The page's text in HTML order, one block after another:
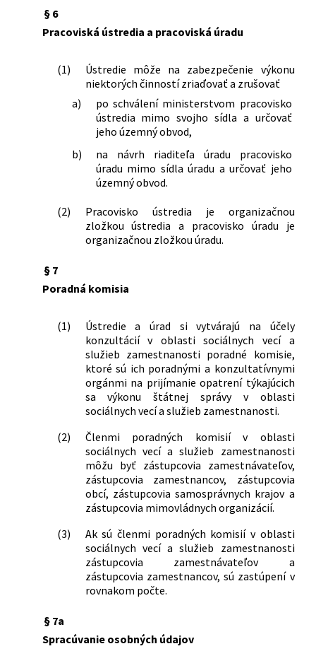
§ 6
Pracoviská ústredia a pracoviská úradu
(1)
Ústredie môže na zabezpečenie výkonu
niektorých činností zriaďovať a zrušovať
a)
po schválení ministerstvom pracovisko
ústredia mimo svojho sídla a určovať
jeho územný obvod,
b)
na návrh riaditeľa úradu pracovisko
úradu mimo sídla úradu a určovať jeho
územný obvod.
(2)
Pracovisko ústredia je organizačnou
zložkou ústredia a pracovisko úradu je
organizačnou zložkou úradu.
§ 7
Poradná komisia
(1)
Ústredie a úrad si vytvárajú na účely
konzultácií v oblasti sociálnych vecí a
služieb zamestnanosti poradné komisie,
ktoré sú ich poradnými a konzultatívnymi
orgánmi na prijímanie opatrení týkajúcich
sa výkonu štátnej správy v oblasti
sociálnych vecí a služieb zamestnanosti.
(2)
Členmi poradných komisií v oblasti
sociálnych vecí a služieb zamestnanosti
môžu byť zástupcovia zamestnávateľov,
zástupcovia zamestnancov, zástupcovia
obcí, zástupcovia samosprávnych krajov a
zástupcovia mimovládnych organizácií.
(3)
Ak sú členmi poradných komisií v oblasti
sociálnych vecí a služieb zamestnanosti
zástupcovia zamestnávateľov a
zástupcovia zamestnancov, sú zastúpení v
rovnakom počte.
§ 7a
Spracúvanie osobných údajov